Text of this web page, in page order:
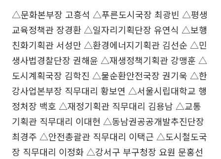
△문화본부장 고흥석 △푸른도시국장 최광빈 △평생
교육정책관 장경환 △일자리기획단장 유연식 △보행
친화기획관 서성만 △환경에너지기획관 김선순 △민
생사법경찰단장 권해윤 △재생정책기획관 강맹훈 △
도시계획국장 김학진 △물순환안전국장 권기욱 △한
강사업본부장 직무대리 황보연 △서울시립대학교 행
정처장 백호 △재정기획관 직무대리 김용남 △교통
기획관 직무대리 이대현 △동남권공공개발추진단장
최경주 △안전총괄관 직무대리 이택근 △도시철도국
장 직무대리 이정화 △강서구 부구청장 요원 문홍선